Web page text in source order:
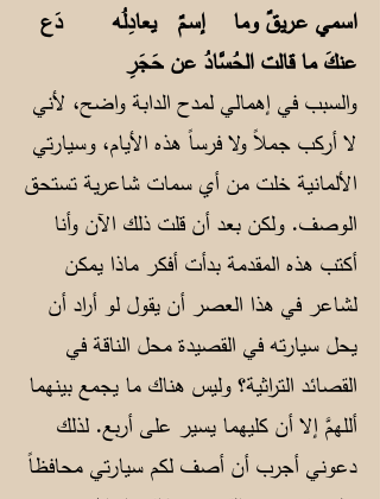
اسمي عـريقٌ وما إسـمٌ يعادِلُهدَع
عنكَ ما قالت الحُسَّادُ عن حَجَرِ
والسبب في إهمالي لمدح الدابة واضح، لأني
لا أركب جملاً ولا فرساً هذه الأيام، وسيارتي
الألمانية خلت من أي سمات شاعرية تستحق
الوصف. ولكن بعد أن قلت ذلك الآن وأنا
أكتب هذه المقدمة بدأت أفكر ماذا يمكن
لشاعر في هذا العصر أن يقول لو أراد أن
يحل سيارته في القصيدة محل الناقة في
القصائد التراثية؟ وليس هناك ما يجمع بينهما
أللهمَّ إلا أن كليهما يسير على أربع. لذلك
دعوني أجرب أن أصف لكم سيارتي محافظاً